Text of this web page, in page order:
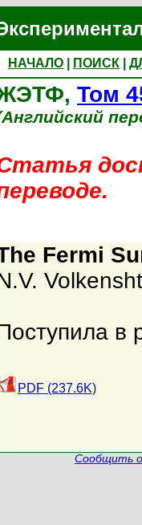
НАЧАЛО ПОИСК
Том
Fermi
в
PDF (237.6K)
Сообщить о